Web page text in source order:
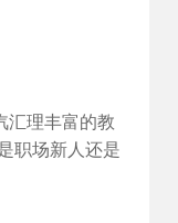
汇理丰富的教
职场新人还是